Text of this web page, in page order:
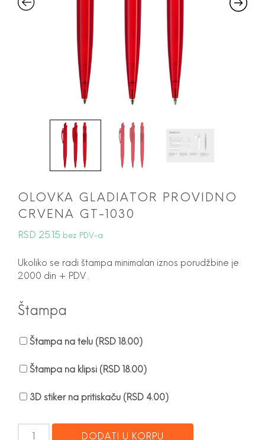
OLOVKA GLADIATOR PROVIDNO
CRVENA GT-1030
RSD 25.15 bez PDV-a
Ukoliko se radi štampa minimalan iznos porudžbine je
2000 din + PDV .
Štampa
Štampa na telu (RSD 18.00)
Štampa na klipsi (RSD 18.00)
3D stiker na pritiskaču (RSD 4.00)
DODATI U KORPU